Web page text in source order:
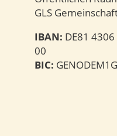
GLS
IBAN: DE81
00
BIC: